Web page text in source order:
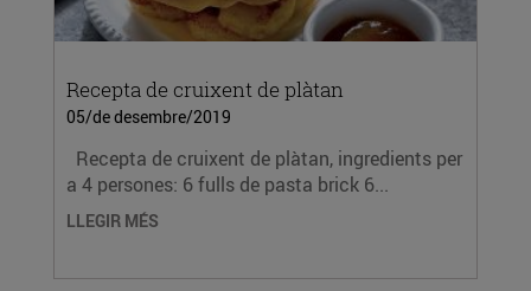
Recepta de cruixent de plàtan
05/de desembre/2019
Recepta de cruixent de plàtan, ingredients per
a 4 persones: 6 fulls de pasta brick 6...
LLEGIR MÉS